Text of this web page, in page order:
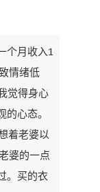
个月收入1
情绪低
觉得身心
心态。
着老婆以
婆的一点
。买的衣